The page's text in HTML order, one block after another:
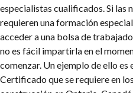
especialistas cualificados. Si las
requieren una formación
acceder a una bolsa de
no es fácil impartirla en el
comenzar. Un ejemplo de ello
Certificado que se requiere en